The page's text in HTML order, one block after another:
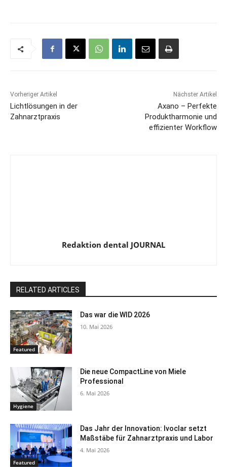
Vorheriger Artikel
Lichtlösungen in der
Zahnarztpraxis
Nächster Artikel
Axano – Perfekte
Produktharmonie und
effizienter Workflow
Redaktion dental JOURNAL
RELATED ARTICLES
Featured
Das war die WID 2026
10. Mai 2026
Hygiene
Die neue CompactLine von Miele
Professional
6. Mai 2026
Featured
Das Jahr der Innovation: Ivoclar setzt
Maßstäbe für Zahnarztpraxis und Labor
4. Mai 2026